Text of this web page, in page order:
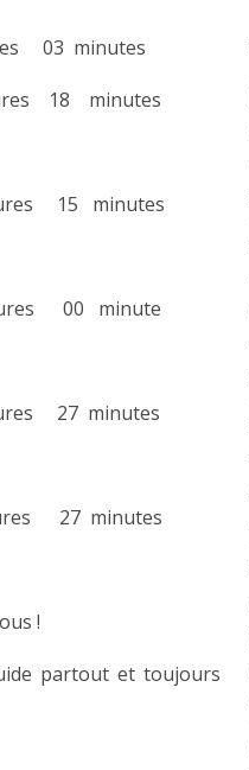
minutes
minutes
minutes
minute
minutes
minutes
!
partout et toujours